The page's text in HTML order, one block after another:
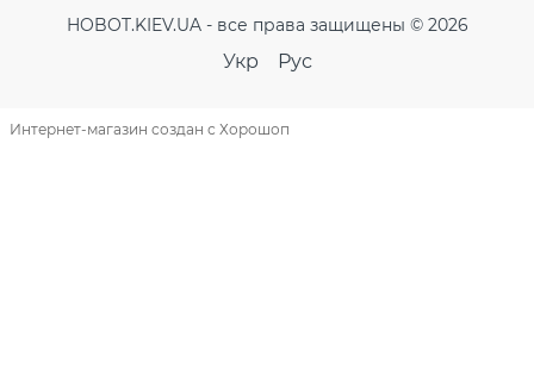
HOBOT.KIEV.UA - все права защищены © 2026
Укр Рус
Интернет-магазин создан с Хорошоп